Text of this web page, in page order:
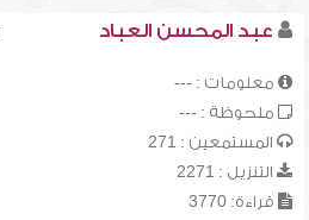
عبد المحسن العباد
معلومات : ---
ملحوظة : ---
المستمعين : 271
التنزيل : 2271
قراءة: 3770